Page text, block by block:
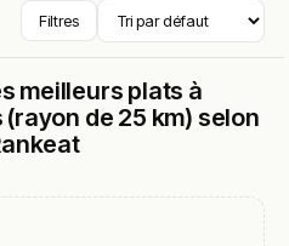
Filtres
meilleurs plats à
de 25 km) selon